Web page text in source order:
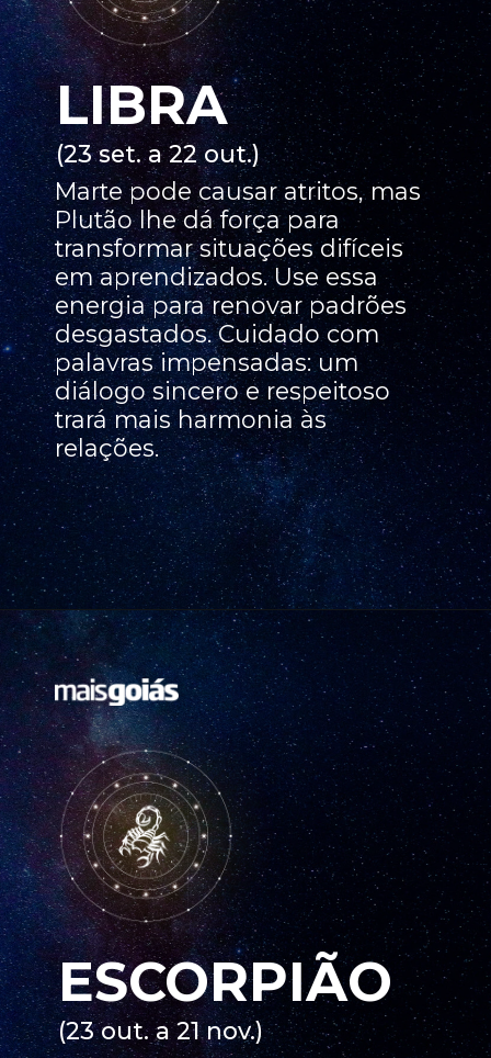
LIBRA
(23 set. a 22 out.)
Marte pode causar atritos, mas
Plutão lhe dá força para
transformar situações difíceis
em aprendizados. Use essa
energia para renovar padrões
desgastados. Cuidado com
palavras impensadas: um
diálogo sincero e respeitoso
trará mais harmonia às
relações.
ESCORPIÃO
(23 out. a 21 nov.)